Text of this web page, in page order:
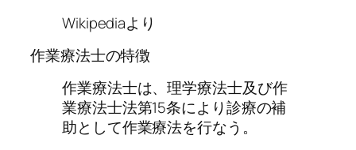
Wikipediaより
作業療法士の特徴
作業療法士は、理学療法士及び作
業療法士法第15条により診療の補
助として作業療法を行なう。